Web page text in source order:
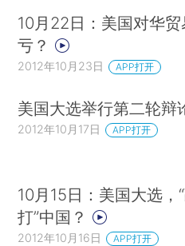
10月22日：美国对华贸
亏？
2012年10月23日 APP打开
美国大选举行第二轮辩
2012年10月17日 APP打开
10月15日：美国大选，
打”中国？
2012年10月16日 APP打开